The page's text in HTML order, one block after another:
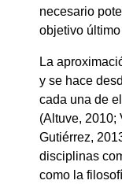
necesario
objetivo
La
y se hace
cada una de
(Altuve, 2010;
Gutiérrez,
disciplinas
como la